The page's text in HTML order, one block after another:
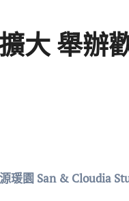
大 舉辦
園 San & Cloudia